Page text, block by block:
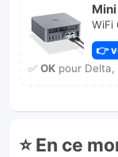
WiFi
👉
✅ OKpour Delta,
⭐ En ce